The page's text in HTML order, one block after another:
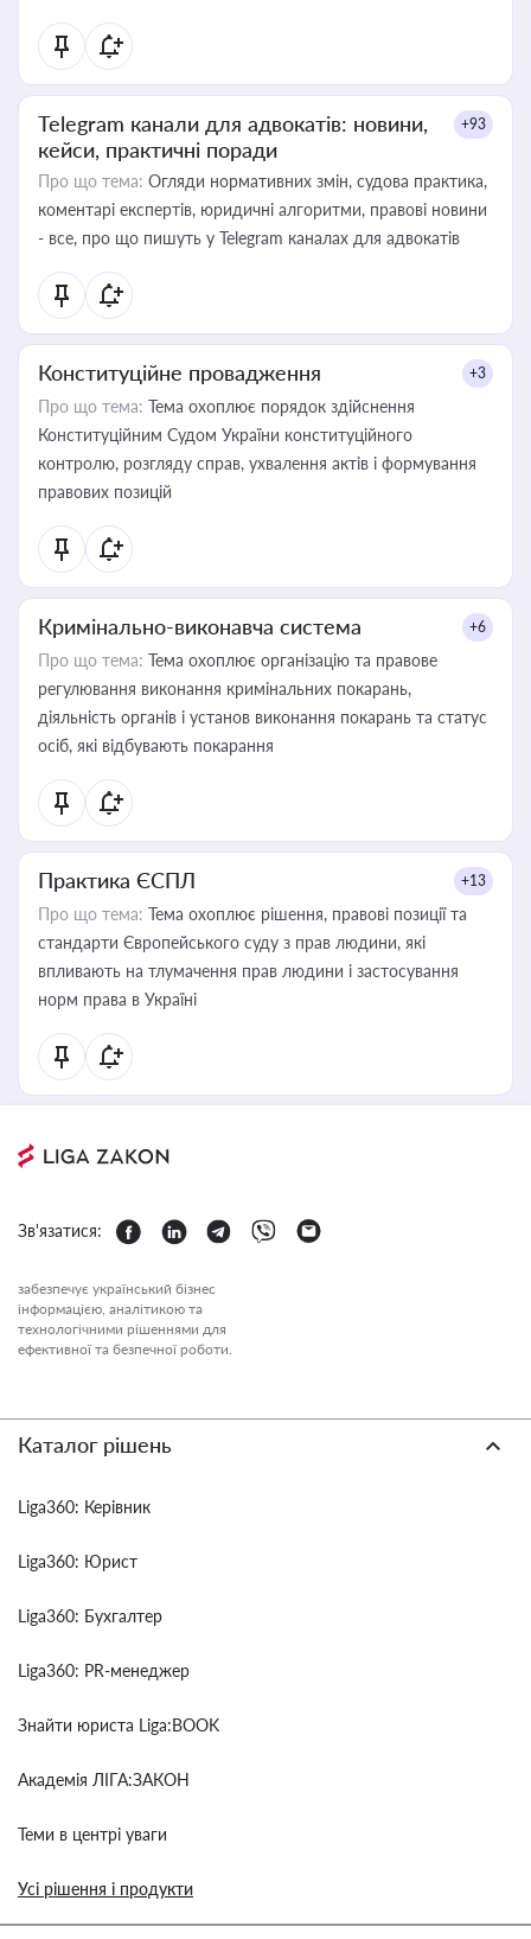
Telegram канали для адвокатів: новини,
кейси, практичні поради
+93
Про що тема: Огляди нормативних змін, судова практика,
коментарі експертів, юридичні алгоритми, правові новини
- все, про що пишуть у Telegram каналах для адвокатів
Конституційне провадження +3
Про що тема: Тема охоплює порядок здійснення
Конституційним Судом України конституційного
контролю, розгляду справ, ухвалення актів і формування
правових позицій
Кримінально-виконавча система +6
Про що тема: Тема охоплює організацію та правове
регулювання виконання кримінальних покарань,
діяльність органів і установ виконання покарань та статус
осіб, які відбувають покарання
Практика ЄСПЛ +13
Про що тема: Тема охоплює рішення, правові позиції та
стандарти Європейського суду з прав людини, які
впливають на тлумачення прав людини і застосування
норм права в Україні
Зв'язатися:
забезпечує український бізнес
інформацією, аналітикою та
технологічними рішеннями для
ефективної та безпечної роботи.
Каталог рішень
Liga360: Керівник
Liga360: Юрист
Liga360: Бухгалтер
Liga360: PR-менеджер
Знайти юриста Liga:BOOK
Академія ЛІГА:ЗАКОН
Теми в центрі уваги
Усі рішення і продукти